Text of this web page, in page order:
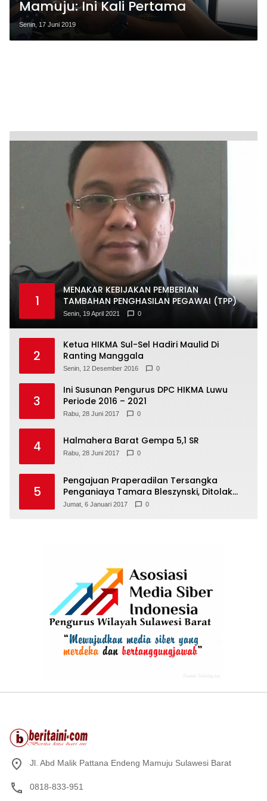
Mamuju: Ini Kali Pertama
Senin, 17 Juni 2019
1
MENAKAR KEBIJAKAN PEMBERIAN
TAMBAHAN PENGHASILAN PEGAWAI (TPP)
Senin, 19 April 2021 0
2
Ketua HIKMA Sul-Sel Hadiri Maulid Di
Ranting Manggala
Senin, 12 Desember 2016 0
3
Ini Susunan Pengurus DPC HIKMA Luwu
Periode 2016 – 2021
Rabu, 28 Juni 2017 0
4 Halmahera Barat Gempa 5,1 SR
Rabu, 28 Juni 2017 0
5
Pengajuan Praperadilan Tersangka
Penganiaya Tamara Bleszynski, Ditolak
Hakim
Jumat, 6 Januari 2017 0
Jl. Abd Malik Pattana Endeng Mamuju Sulawesi Barat
0818-833-951